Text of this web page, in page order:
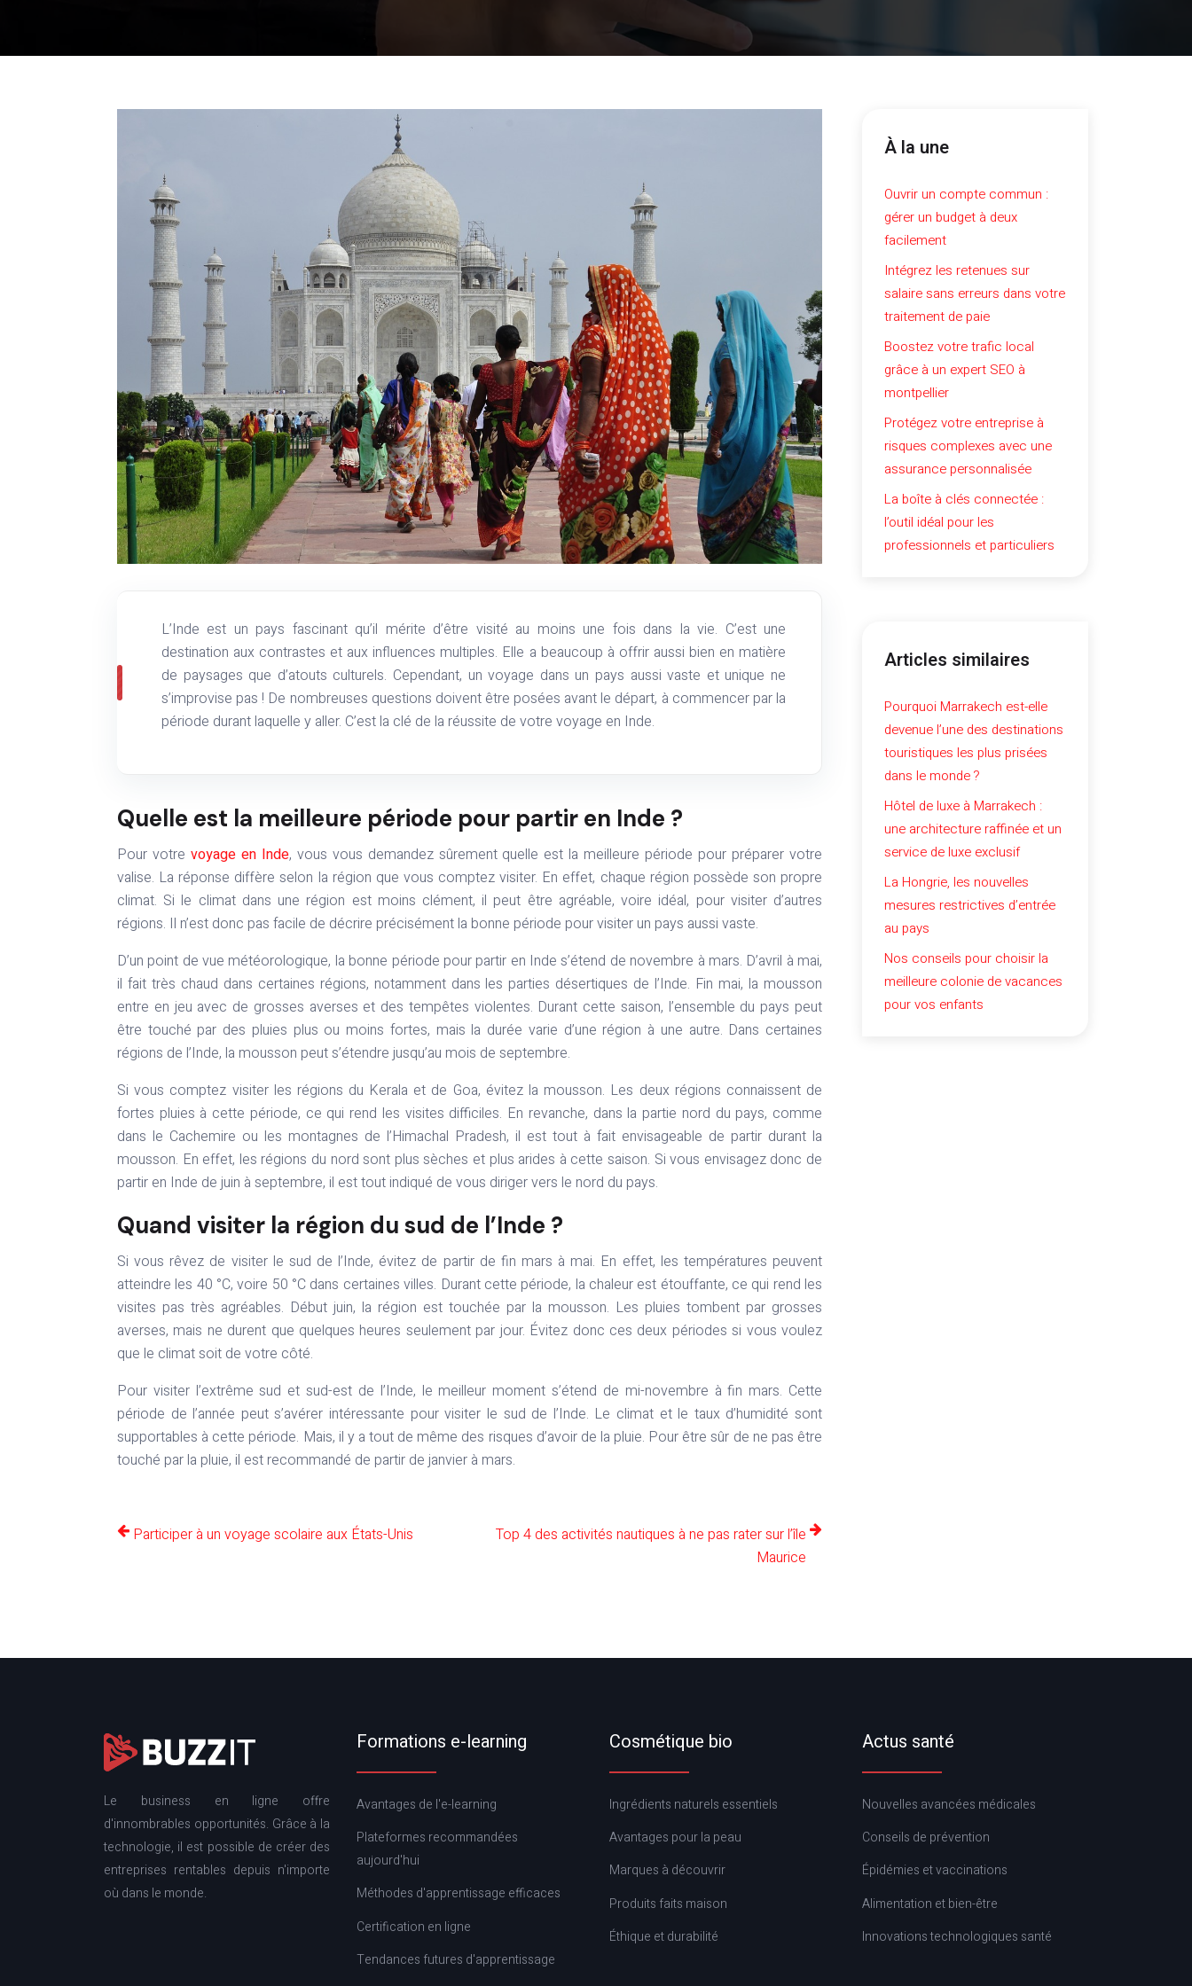
L’Inde est un pays fascinant qu’il mérite d’être visité au moins une fois dans la vie. C’est une
destination aux contrastes et aux influences multiples. Elle a beaucoup à offrir aussi bien en matière
de paysages que d’atouts culturels. Cependant, un voyage dans un pays aussi vaste et unique ne
s’improvise pas ! De nombreuses questions doivent être posées avant le départ, à commencer par la
période durant laquelle y aller. C’est la clé de la réussite de votre voyage en Inde.
Quelle est la meilleure période pour partir en Inde ?
Pour votre voyage en Inde, vous vous demandez sûrement quelle est la meilleure période pour préparer votre
valise. La réponse diffère selon la région que vous comptez visiter. En effet, chaque région possède son propre
climat. Si le climat dans une région est moins clément, il peut être agréable, voire idéal, pour visiter d’autres
régions. Il n’est donc pas facile de décrire précisément la bonne période pour visiter un pays aussi vaste.
D’un point de vue météorologique, la bonne période pour partir en Inde s’étend de novembre à mars. D’avril à mai,
il fait très chaud dans certaines régions, notamment dans les parties désertiques de l’Inde. Fin mai, la mousson
entre en jeu avec de grosses averses et des tempêtes violentes. Durant cette saison, l’ensemble du pays peut
être touché par des pluies plus ou moins fortes, mais la durée varie d’une région à une autre. Dans certaines
régions de l’Inde, la mousson peut s’étendre jusqu’au mois de septembre.
Si vous comptez visiter les régions du Kerala et de Goa, évitez la mousson. Les deux régions connaissent de
fortes pluies à cette période, ce qui rend les visites difficiles. En revanche, dans la partie nord du pays, comme
dans le Cachemire ou les montagnes de l’Himachal Pradesh, il est tout à fait envisageable de partir durant la
mousson. En effet, les régions du nord sont plus sèches et plus arides à cette saison. Si vous envisagez donc de
partir en Inde de juin à septembre, il est tout indiqué de vous diriger vers le nord du pays.
Quand visiter la région du sud de l’Inde ?
Si vous rêvez de visiter le sud de l’Inde, évitez de partir de fin mars à mai. En effet, les températures peuvent
atteindre les 40 °C, voire 50 °C dans certaines villes. Durant cette période, la chaleur est étouffante, ce qui rend les
visites pas très agréables. Début juin, la région est touchée par la mousson. Les pluies tombent par grosses
averses, mais ne durent que quelques heures seulement par jour. Évitez donc ces deux périodes si vous voulez
que le climat soit de votre côté.
Pour visiter l’extrême sud et sud-est de l’Inde, le meilleur moment s’étend de mi-novembre à fin mars. Cette
période de l’année peut s’avérer intéressante pour visiter le sud de l’Inde. Le climat et le taux d’humidité sont
supportables à cette période. Mais, il y a tout de même des risques d’avoir de la pluie. Pour être sûr de ne pas être
touché par la pluie, il est recommandé de partir de janvier à mars.
Participer à un voyage scolaire aux États-Unis
Top 4 des activités nautiques à ne pas rater sur l’île
Maurice
À la une
Ouvrir un compte commun :
gérer un budget à deux
facilement
Intégrez les retenues sur
salaire sans erreurs dans votre
traitement de paie
Boostez votre trafic local
grâce à un expert SEO à
montpellier
Protégez votre entreprise à
risques complexes avec une
assurance personnalisée
La boîte à clés connectée :
l’outil idéal pour les
professionnels et particuliers
Articles similaires
Pourquoi Marrakech est-elle
devenue l’une des destinations
touristiques les plus prisées
dans le monde ?
Hôtel de luxe à Marrakech :
une architecture raffinée et un
service de luxe exclusif
La Hongrie, les nouvelles
mesures restrictives d’entrée
au pays
Nos conseils pour choisir la
meilleure colonie de vacances
pour vos enfants
Le business en ligne offre
d'innombrables opportunités. Grâce à la
technologie, il est possible de créer des
entreprises rentables depuis n'importe
où dans le monde.
Formations e-learning
Avantages de l'e-learning
Plateformes recommandées
aujourd'hui
Méthodes d'apprentissage efficaces
Certification en ligne
Tendances futures d'apprentissage
Cosmétique bio
Ingrédients naturels essentiels
Avantages pour la peau
Marques à découvrir
Produits faits maison
Éthique et durabilité
Actus santé
Nouvelles avancées médicales
Conseils de prévention
Épidémies et vaccinations
Alimentation et bien-être
Innovations technologiques santé